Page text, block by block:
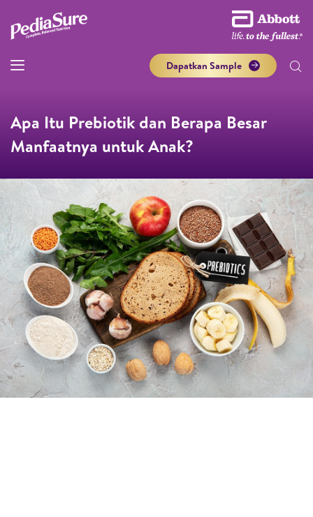
Dapatkan Sample
Apa Itu Prebiotik dan Berapa Besar
Manfaatnya untuk Anak?